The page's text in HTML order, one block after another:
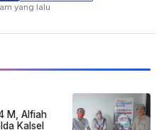
yang lalu
M, Alfiah
Kalsel